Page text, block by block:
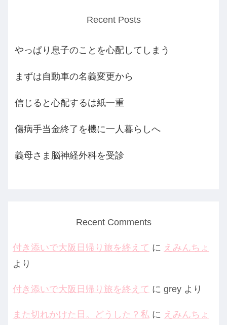
Recent Posts
やっぱり息子のことを心配してしまう
まずは自動車の名義変更から
信じると心配するは紙一重
傷病手当金終了を機に一人暮らしへ
義母さま脳神経外科を受診
Recent Comments
付き添いで大阪日帰り旅を終えて に えみんちょ
より
付き添いで大阪日帰り旅を終えて に grey より
また切れかけた日。どうした？私 に えみんちょ